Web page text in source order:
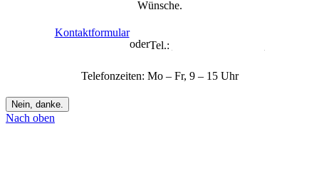
Wünsche.
Kontaktformular
oderTel.:
Telefonzeiten: Mo – Fr, 9 – 15 Uhr
Nein, danke.
Nach oben